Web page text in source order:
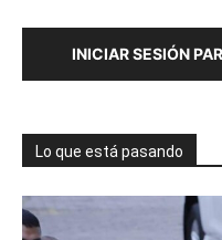
INICIAR SESIÓN
Lo que está pasando